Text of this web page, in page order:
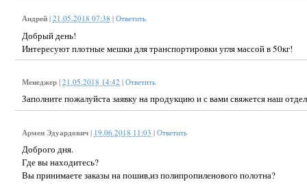
Андрей | 21.05.2018 07:38 | Ответить
Добрый день!
Интересуют плотные мешки для транспортировки угля массой в 50кг!
Менеджер | 21.05.2018 14:42 | Ответить
Заполните пожалуйста заявку на продукцию и с вами свяжется наш
Армен Эдуардович | 19.06.2018 11:03 | Ответить
Доброго дня.
Где вы находитесь?
Вы принимаете заказы на пошив,из полипропиленового полотна?